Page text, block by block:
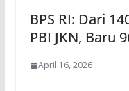
BPS RI: Dari
PBI JKN, Baru
April 16, 2026